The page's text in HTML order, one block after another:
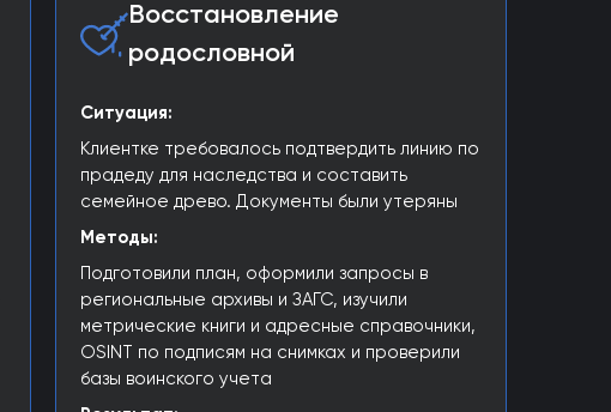
Восстановление
родословной
Ситуация:
Клиентке требовалось подтвердить линию по
прадеду для наследства и составить
семейное древо. Документы были утеряны
Методы:
Подготовили план, оформили запросы в
региональные архивы и ЗАГС, изучили
метрические книги и адресные справочники,
OSINT по подписям на снимках и проверили
базы воинского учета